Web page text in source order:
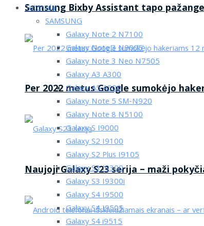
Samsung Bixby Assistant tapo
Per 2022 metus Google sumokėjo
Naujoji Galaxy S23 serija – maži
Tutorialai
SAMSUNG
Galaxy Note 2 N7100
Galaxy Note 3 N9005
Galaxy Note 3 Neo N7505
Galaxy A3 A300
Galaxy A5 A500
Galaxy Note 5 SM-N920
Galaxy Note 8 N5100
Galaxy S I9000
Galaxy S2 I9100
Galaxy S2 Plus I9105
Galaxy S3 I9300
Galaxy S3 I9300i
Galaxy S4 I9500
Galaxy S4 I9505
Galaxy S4 i9515